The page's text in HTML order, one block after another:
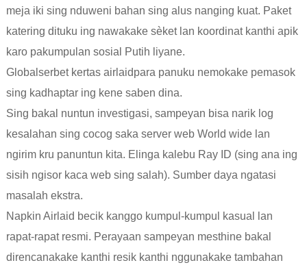
meja iki sing nduweni bahan sing alus nanging kuat. Paket
katering dituku ing nawakake sèket lan koordinat kanthi apik
karo pakumpulan sosial Putih liyane.
Global serbet kertas airlaidpara panuku nemokake pemasok
sing kadhaptar ing kene saben dina.
Sing bakal nuntun investigasi, sampeyan bisa narik log
kesalahan sing cocog saka server web World wide lan
ngirim kru panuntun kita. Elinga kalebu Ray ID (sing ana ing
sisih ngisor kaca web sing salah). Sumber daya ngatasi
masalah ekstra.
Napkin Airlaid becik kanggo kumpul-kumpul kasual lan
rapat-rapat resmi. Perayaan sampeyan mesthine bakal
direncanakake kanthi resik kanthi nggunakake tambahan